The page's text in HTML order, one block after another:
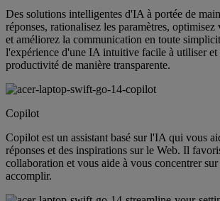
Des solutions intelligentes d'IA à portée de
réponses, rationalisez les paramètres,
et améliorez la communication en toute
l'expérience d'une IA intuitive facile à utiliser
productivité de manière transparente.
Copilot
Copilot est un assistant basé sur l'IA qui vous
réponses et des inspirations sur le Web. Il
collaboration et vous aide à vous concentrer sur
accomplir.